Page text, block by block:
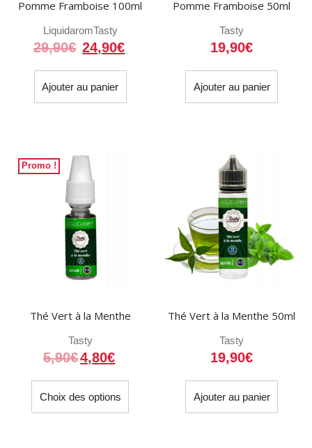
Pomme Framboise 100ml
LiquidaromTasty
29,90€ Le
initial
était :
24,90€
est :
Ajouter au panier
Pomme Framboise 50ml
Tasty
19,90€
Ajouter au panier
Promo !
Thé Vert à la Menthe
Tasty
5,90€4,80€
Choix des options
Ce
a
Thé Vert à la Menthe 50ml
Tasty
19,90€
Ajouter au panier